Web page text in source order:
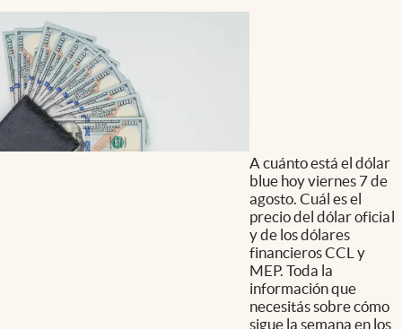
A cuánto está el dólar
blue hoy viernes 7 de
agosto. Cuál es el
precio del dólar oficial
y de los dólares
financieros CCL y
MEP. Toda la
información que
necesitás sobre cómo
sigue la semana en los